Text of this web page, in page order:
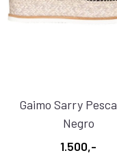
Gaimo Sarry
Negro
1.500,-